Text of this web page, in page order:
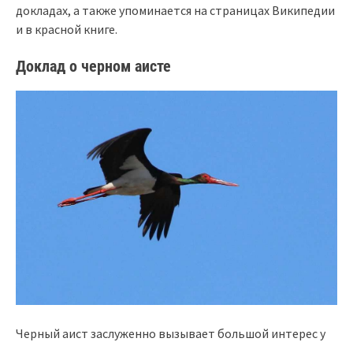
докладах, а также упоминается на страницах Википедии
и в красной книге.
Доклад о черном аисте
Черный аист заслуженно вызывает большой интерес у